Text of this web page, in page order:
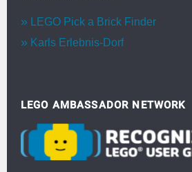
LEGO Pick a Brick Finder
Karls Erlebnis-Dorf
LEGO AMBASSADOR NETWORK